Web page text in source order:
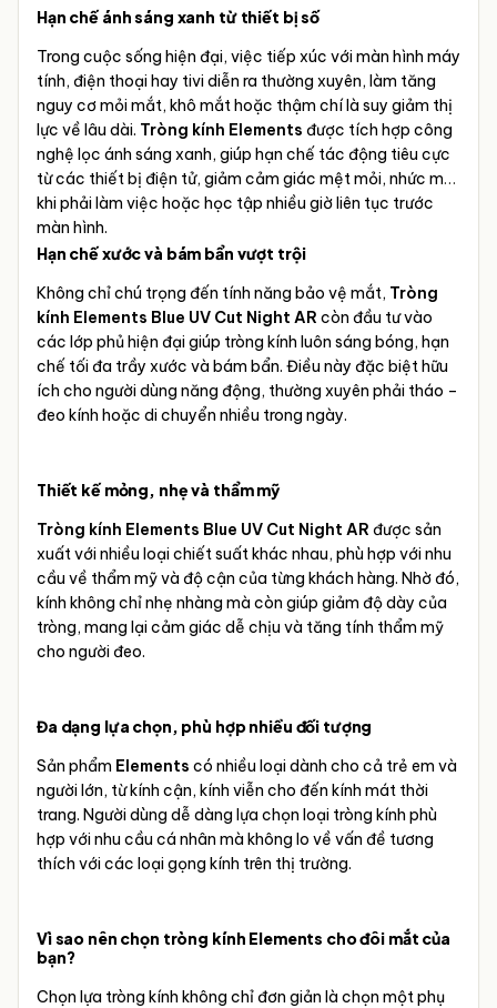
Hạn chế ánh sáng xanh từ thiết bị số
Trong cuộc sống hiện đại, việc tiếp xúc với màn hình máy
tính, điện thoại hay tivi diễn ra thường xuyên, làm tăng
nguy cơ mỏi mắt, khô mắt hoặc thậm chí là suy giảm thị
lực về lâu dài. Tròng kính Elements được tích hợp công
nghệ lọc ánh sáng xanh, giúp hạn chế tác động tiêu cực
từ các thiết bị điện tử, giảm cảm giác mệt mỏi, nhức mắt
khi phải làm việc hoặc học tập nhiều giờ liên tục trước
màn hình.
Hạn chế xước và bám bẩn vượt trội
Không chỉ chú trọng đến tính năng bảo vệ mắt, Tròng
kính Elements Blue UV Cut Night AR còn đầu tư vào
các lớp phủ hiện đại giúp tròng kính luôn sáng bóng, hạn
chế tối đa trầy xước và bám bẩn. Điều này đặc biệt hữu
ích cho người dùng năng động, thường xuyên phải tháo –
đeo kính hoặc di chuyển nhiều trong ngày.
Thiết kế mỏng, nhẹ và thẩm mỹ
Tròng kính Elements Blue UV Cut Night AR được sản
xuất với nhiều loại chiết suất khác nhau, phù hợp với nhu
cầu về thẩm mỹ và độ cận của từng khách hàng. Nhờ đó,
kính không chỉ nhẹ nhàng mà còn giúp giảm độ dày của
tròng, mang lại cảm giác dễ chịu và tăng tính thẩm mỹ
cho người đeo.
Đa dạng lựa chọn, phù hợp nhiều đối tượng
Sản phẩm Elements có nhiều loại dành cho cả trẻ em và
người lớn, từ kính cận, kính viễn cho đến kính mát thời
trang. Người dùng dễ dàng lựa chọn loại tròng kính phù
hợp với nhu cầu cá nhân mà không lo về vấn đề tương
thích với các loại gọng kính trên thị trường.
Vì sao nên chọn tròng kính Elements cho đôi mắt của
bạn?
Chọn lựa tròng kính không chỉ đơn giản là chọn một phụ